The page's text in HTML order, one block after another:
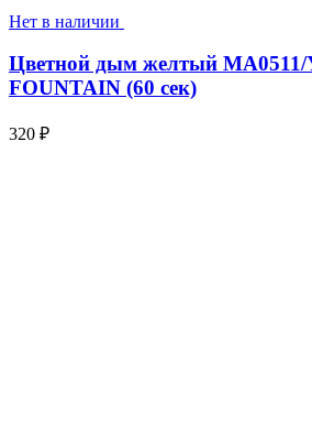
Нет в наличии
Цветной дым желтый
FOUNTAIN (60 сек)
320 ₽